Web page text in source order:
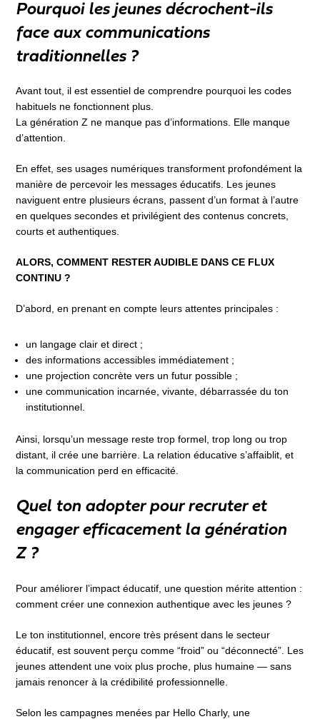
Pourquoi les jeunes décrochent-ils
face aux communications
traditionnelles ?
Avant tout, il est essentiel de comprendre pourquoi les codes
habituels ne fonctionnent plus.
La génération Z ne manque pas d’informations. Elle manque
d’attention.
En effet, ses usages numériques transforment profondément la
manière de percevoir les messages éducatifs. Les jeunes
naviguent entre plusieurs écrans, passent d’un format à l’autre
en quelques secondes et privilégient des contenus concrets,
courts et authentiques.
ALORS, COMMENT RESTER AUDIBLE DANS CE FLUX
CONTINU ?
D’abord, en prenant en compte leurs attentes principales :
un langage clair et direct ;
des informations accessibles immédiatement ;
une projection concrète vers un futur possible ;
une communication incarnée, vivante, débarrassée du ton
institutionnel.
Ainsi, lorsqu’un message reste trop formel, trop long ou trop
distant, il crée une barrière. La relation éducative s’affaiblit, et
la communication perd en efficacité.
Quel ton adopter pour recruter et
engager efficacement la génération
Z ?
Pour améliorer l’impact éducatif, une question mérite attention :
comment créer une connexion authentique avec les jeunes ?
Le ton institutionnel, encore très présent dans le secteur
éducatif, est souvent perçu comme “froid” ou “déconnecté”. Les
jeunes attendent une voix plus proche, plus humaine — sans
jamais renoncer à la crédibilité professionnelle.
Selon les campagnes menées par Hello Charly, une